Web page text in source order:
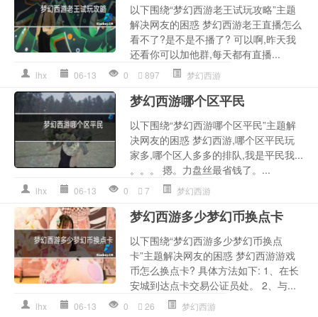
以下围绕“梦幻西游老王试玩攻略”主题
解决网友的困惑 梦幻西游老王直播怎么
看不了?是不是不播了? 可以啊,昨天我
还看你可以加他群,每天都有直播...
lhx 06-13 0 897 梦幻西游
梦幻西游哪个区平民
以下围绕“梦幻西游哪个区平民”主题解
决网友的困惑 梦幻西游,哪个区平民玩
家多,哪个区人多多的排队,我是平民我...
。。。 摁。力盘丝最省钱了。...
lhx 06-13 0 7 梦幻西游
梦幻西游多少梦幻币换点卡
以下围绕“梦幻西游多少梦幻币换点
卡”主题解决网友的困惑 梦幻西游游戏
币怎么换点卡? 具体方法如下: 1、在长
安城到达点卡交易公证员处。 2、与...
lhx 06-13 0 26 梦幻西游